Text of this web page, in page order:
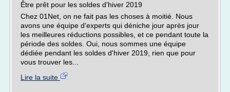
Être prêt pour les soldes d'hiver 2019
Chez 01Net, on ne fait pas les choses à moitié. Nous
avons une équipe d'experts qui déniche jour après jour
les meilleures réductions possibles, et ce pendant toute la
période des soldes. Oui, nous sommes une équipe
dédiée pendant les soldes d'hiver 2019, rien que pour
vous trouver les...
Lire la suite